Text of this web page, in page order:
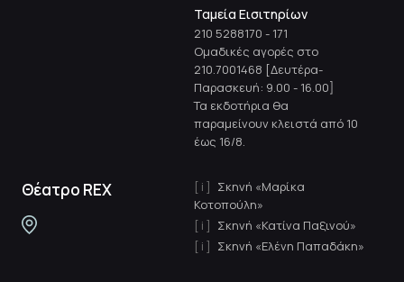
Ταμεία Εισιτηρίων
210 5288170 - 171
Ομαδικές αγορές στο
210.7001468 [Δευτέρα-
Παρασκευή: 9.00 - 16.00]
Τα εκδοτήρια θα
παραμείνουν κλειστά από 10
έως 16/8.
Θέατρο REX
Σκηνή «Μαρίκα
Κοτοπούλη»
Σκηνή «Κατίνα Παξινού»
Σκηνή «Ελένη Παπαδάκη»